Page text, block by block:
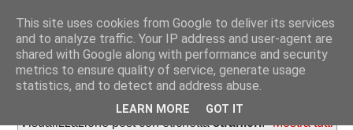
Informazioni per tutti
Dedicato a lavoratori e pensionati.
Visualizzazione post con etichettastranieri. Mostra tutti
This site uses cookies from Google to deliver its services
and to analyze traffic. Your IP address and user-agent are
shared with Google along with performance and security
metrics to ensure quality of service, generate usage
statistics, and to detect and address abuse.
LEARN MORE GOT IT